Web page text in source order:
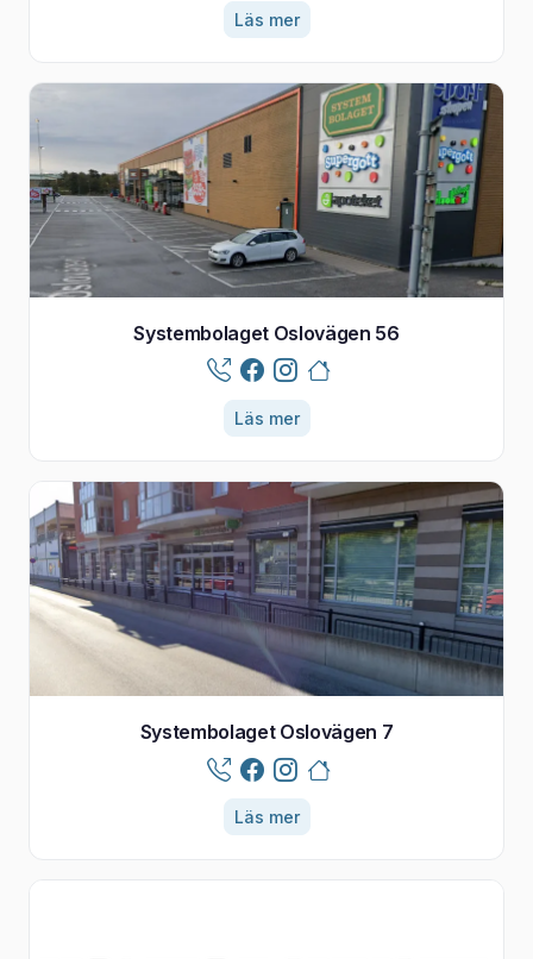
Läs mer
Systembolaget Oslovägen 56
Läs mer
Systembolaget Oslovägen 7
Läs mer